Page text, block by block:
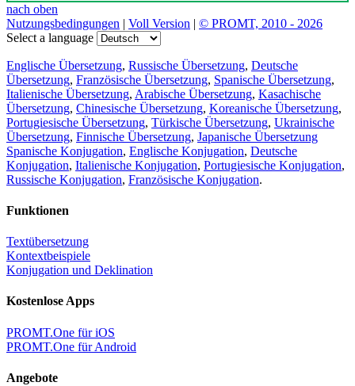
nach oben
Nutzungsbedingungen | Voll Version | © PROMT, 2010 - 2026
Select a language
Englische Übersetzung, Russische Übersetzung, Deutsche
Übersetzung, Französische Übersetzung, Spanische Übersetzung,
Italienische Übersetzung, Arabische Übersetzung, Kasachische
Übersetzung, Chinesische Übersetzung, Koreanische Übersetzung,
Portugiesische Übersetzung, Türkische Übersetzung, Ukrainische
Übersetzung, Finnische Übersetzung, Japanische Übersetzung
Spanische Konjugation, Englische Konjugation, Deutsche
Konjugation, Italienische Konjugation, Portugiesische Konjugation,
Russische Konjugation, Französische Konjugation.
Funktionen
Textübersetzung
Kontextbeispiele
Konjugation und Deklination
Kostenlose Apps
PROMT.One für iOS
PROMT.One für Android
Angebote